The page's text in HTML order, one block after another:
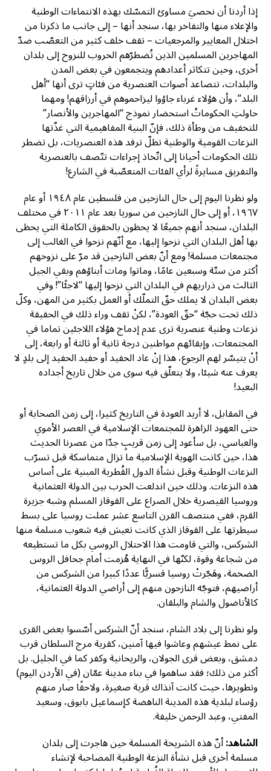
إذا أردنا أن نحصيَ مساوئ التمسّك بهذه الانتماءات الوطنية
والإعلاء منها والتفاخر بها، سنجد أنها – إلى جانب ما ذكرنا من
اختلال المعايير والمرجعيات – تقف خلف كثير من التعصّب ضدّ
المهاجرين المسلمين الذين تُضطرّهم الحروب للنزوح إلى بلدان
أخرى، وحين تتكاثر أعدادهم ويتجمعون في بعض المدن
والبلدات، تتصاعد أصوات العنصرية من فئاتٍ ترى أنها “أهل
البلد”، وأن هؤلاء غرباء جاؤوا ليزاحموهم في أرزاقهم! ومهما
حاولتِ الحكوماتُ استحضار نموذج “المهاجرين والأنصار”
للتخفيف من وطأة ذلك، فإنّ البنية المفاهيمية التي غذّتها
النزعات القومية والوطنية تظلّ ترفد هذه العنصريات، بل تضطر
تلك الحكومات أحيانا إلى اتّخاذ إجراءات تتّصف بالعنصرية
والتفريق مسايرةً لرأي الفئات المتعصّبة في الشارع!
ولو نظرنا اليوم إلى حال النازحين من فلسطين عام ١٩٤٨ أو عام
١٩٦٧، أو إلى حال النازحين من سوريا بعد عام ٢٠١١ في مختلف
البلدان، سنجد أنهم جميعًا لا يحظون بالحقوق الكاملة التي يحظى
بها أهل البلدان التي نزحوا إليها، مع أنّهم نزحوا في الغالب إلى
مجتمعات مسلمة! ومع أنّ بعض النازحين قد مرّ على نزوحهم
أكثر من ستّة وسبعين عامًا، وماتوا ومات أبناؤهم وبقي الجيل
الثالث من ذراريهم في البلدان التي نزحوا إليها “لاجئًا”! وفي
بعض البلدان لا يملك حقّ التملّك أو العمل بكثير من المهن، وكلّ
ذلك تحت حجّة “حقّ العودة”، لكنْ تقف وراء ذلك في الحقيقة
نزعات وطنية عنصرية ترى عدم إدماج هؤلاء اللاجئين تماما في
المجتمعات، وإبقائهم مواطنين درجة ثانية أو ثالثة أو رابعة، إلى
أنْ يتيسّر لهم الرجوع، هذا إنْ عاد الحفيد أو حفيد الحفيد إلى بلدٍ لا
يعرف عنه شيئا، ولا يتعلّق فيه سوى من خلال تاريخ أجداده
البعيد!
في المقابل، لا أريد العودة في التاريخ كثيرا، إلى زمن الصحابة أو
حتى العهود الزاهرة للمجتمعات الإسلامية في العصر الأموي
والعباسي، بل سأعود إلى زمن قريبٍ جدّا من عصرنا الحديث
هذا، حين كانت الهوية الإسلامية ما تزال متماسكة قبل تسرّب
النزعات الوطنية وقبل نشأة الدول القُطرية المبنية على أساس
هذه النزعات. وذلك حين اندلعت الحرب بين الدولة العثمانية
وروسيا القيصرية خلال الصراع على القوقاز المسلم وشبه جزيرة
القرم، ففي منتصف القرن التاسع عشر عملت روسيا على بسط
سيطرتها على القوقاز الذي كانت تعيش فيه شعوب مسلمة منها
الشركس، والتي قاومت هذا الاحتلال الروسي بكل ما تستطيعه
من شجاعة وقوة، لكنّها في النهاية هُزمت أمام جحافل الروس
الضخمة، وهَجّرتْ روسيا قسريًّا عددًا كبيرا من الشركس من
أراضيهم، فتوجّه النازحون منهم إلى أراضي الدولة العثمانية،
كالأناضول والشام والبلقان.
ولو نظرنا إلى بلاد الشام، سنجد أنّ الشركس أسّسوا بعض القرى
على نمط عيشهم وعاشوا فيها آمنين، كقرية مرج السلطان قرب
دمشق، وبعض قرى الجولان، والريحانية وكفر كما في الجليل. بل
أكثر من ذلك؛ فقد ساهموا في بناء مدينة عمّان (في الأردن اليوم)
وتطويرها، حيث كانت آنذاك قرية صغيرة، ولاحقًا صار منهم
رؤساء لبلدية هذه المدينة الناهضة كإسماعيل بابوق، وسعيد
المفتي، وعبد الرحمن خليفة.
الشاهد:أنّ هذه الشريحة المسلمة حين هاجرت إلى بلدان
مسلمة أخرى قبل نشأة النزعة الوطنية المصاحبة لإنشاء